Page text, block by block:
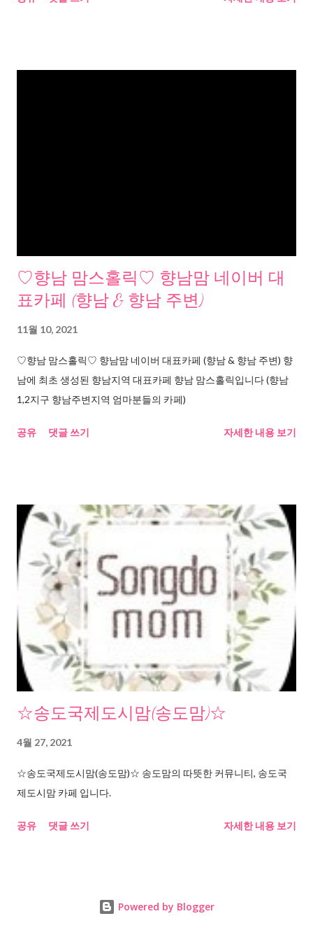
♡향남 맘스홀릭♡ 향남맘 네이버 대
표카페 (향남 & 향남 주변)
11월 10, 2021
♡향남 맘스홀릭♡ 향남맘 네이버 대표카페 (향남 & 향남 주변) 향
남에 최초 생성된 향남지역 대표카페 향남 맘스홀릭입니다 (향남
1,2지구 향남주변지역 엄마분들의 카페)
공유 댓글 쓰기 자세한 내용 보기
☆송도국제도시맘(송도맘)☆
4월 27, 2021
☆송도국제도시맘(송도맘)☆ 송도맘의 따뜻한 커뮤니티, 송도국
제도시맘 카페 입니다.
공유 댓글 쓰기 자세한 내용 보기
Powered by Blogger